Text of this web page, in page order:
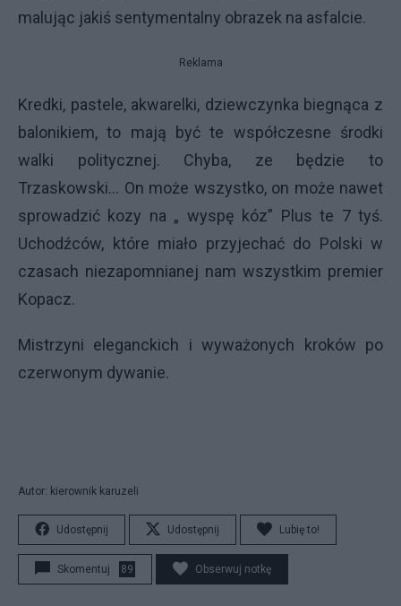
malując jakiś sentymentalny obrazek na asfalcie.
Reklama
Kredki, pastele, akwarelki, dziewczynka biegnąca z
balonikiem, to mają być te współczesne środki
walki politycznej. Chyba, ze będzie to
Trzaskowski... On może wszystko, on może nawet
sprowadzić kozy na „ wyspę kóz” Plus te 7 tyś.
Uchodźców, które miało przyjechać do Polski w
czasach niezapomnianej nam wszystkim premier
Kopacz.
Mistrzyni eleganckich i wyważonych kroków po
czerwonym dywanie.
Autor: kierownik karuzeli
Udostępnij Udostępnij Lubię to!
Skomentuj 89 Obserwuj notkę